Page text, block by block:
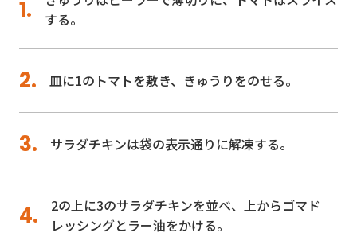
する。
皿に1のトマトを敷き、きゅうりをのせる。
サラダチキンは袋の表示通りに解凍する。
2の上に3のサラダチキンを並べ、上からゴマド
レッシングとラー油をかける。